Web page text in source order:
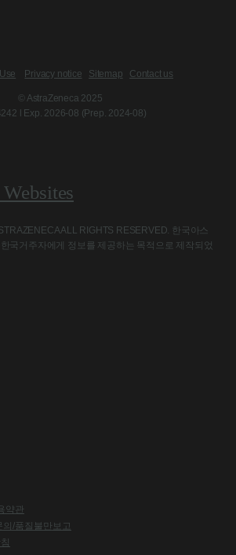
Privacy notice Sitemap Contact us
© AstraZeneca 2025
l Exp. 2026-08 (Prep. 2024-08)
ALL RIGHTS RESERVED. 한국아스
국거주자에게 정보를 제공하는 목적으로 제작되었
약관
/품질불만보고